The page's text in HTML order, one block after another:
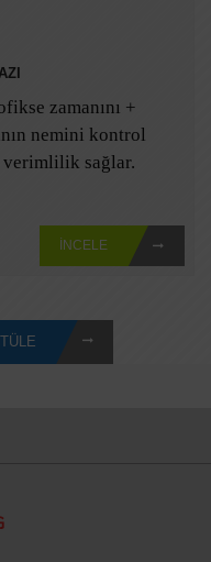
zamanını +
nemini kontrol
verimlilik sağlar.
İNCELE